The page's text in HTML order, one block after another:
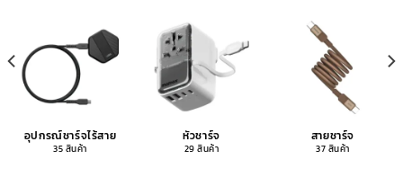
อุปกรณ์ชาร์จไร้สาย
35 สินค้า
หัวชาร์จ
29 สินค้า
สายชาร์จ
37 สินค้า